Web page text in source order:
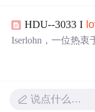
HDU--3033 I
Iserlohn，一位热
说点什么…